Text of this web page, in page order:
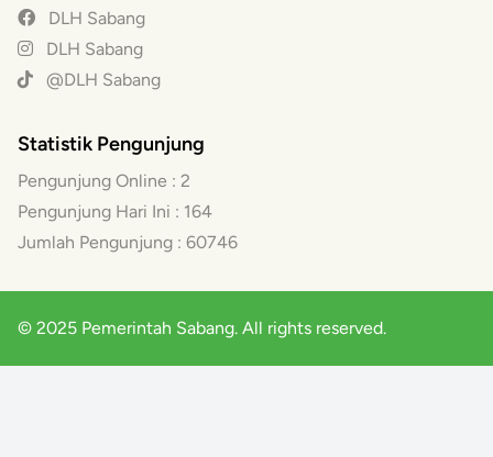
DLH Sabang
DLH Sabang
@DLH Sabang
Statistik Pengunjung
Pengunjung Online : 2
Pengunjung Hari Ini : 164
Jumlah Pengunjung : 60746
© 2025 Pemerintah Sabang. All rights reserved.